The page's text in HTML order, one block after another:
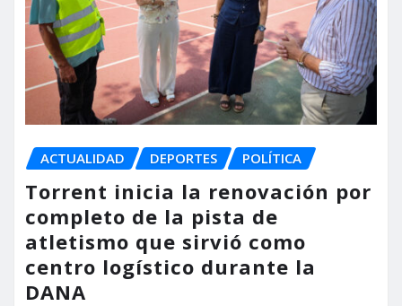
ACTUALIDAD DEPORTES POLÍTICA
Torrent inicia la renovación por
completo de la pista de
atletismo que sirvió como
centro logístico durante la
DANA